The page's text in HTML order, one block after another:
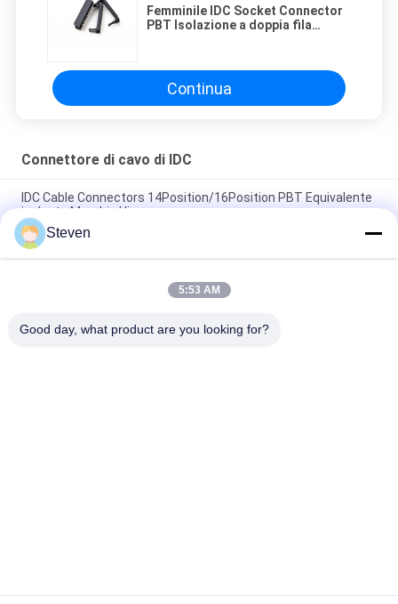
Femminile IDC Socket Connector
PBT Isolazione a doppia fila
Continua
Connettore di cavo di IDC
IDC Cable Connectors 14Position/16Position PBT Equivalente
isolante Marchio Hirose
Ejector Header IDC Cable Connector 2.54 mm Con Latch Gold
Flash 2.0 AMP Current Rating
Trasmissione del segnale 1.27 mm Pitch IDC Connector, Dual
Steven
5:53 AM
Good day, what product are you looking for?